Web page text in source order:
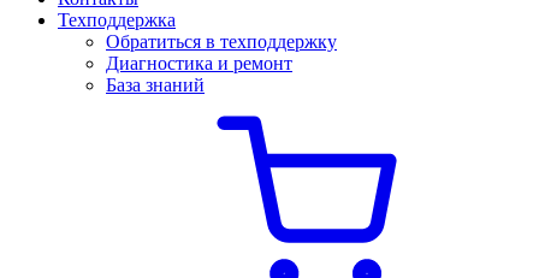
Техподдержка
Обратиться в техподдержку
Диагностика и ремонт
База знаний